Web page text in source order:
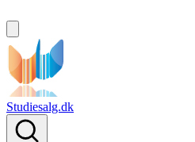
Studiesalg.dk